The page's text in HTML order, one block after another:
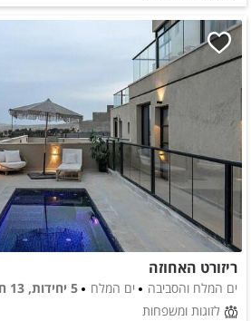
ריזורט האחוזה
ים המלח והסביבה ים המלח
5 יחידות, 13 חדרים
לזוגות ומשפחות